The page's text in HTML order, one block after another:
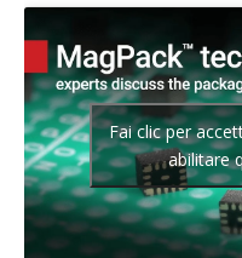
Fai clic per
abilitare